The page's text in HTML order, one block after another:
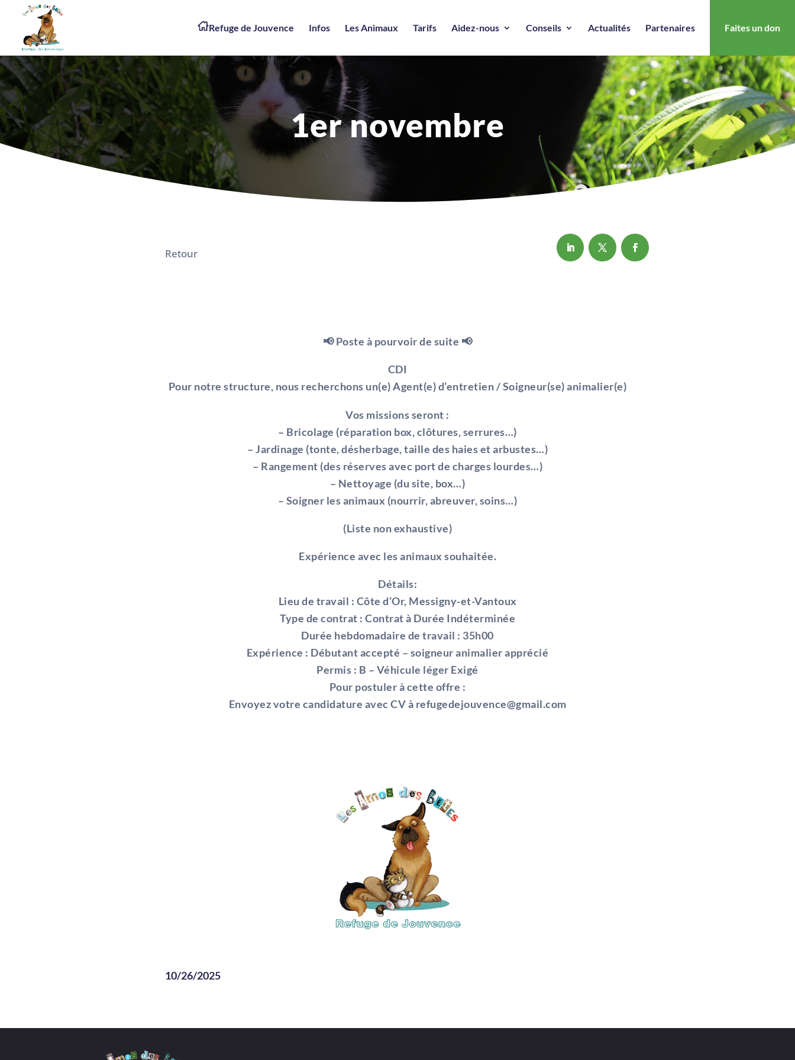
Refuge de Jouvence Infos Les Animaux Tarifs Aidez-nous Conseils Actualités Partenaires Faites un don
1er novembre
Retour
📢 Poste à pourvoir de suite 📢
CDI
Pour notre structure, nous recherchons un(e) Agent(e) d’entretien / Soigneur(se) animalier(e)
Vos missions seront :
– Bricolage (réparation box, clôtures, serrures…)
– Jardinage (tonte, désherbage, taille des haies et arbustes…)
– Rangement (des réserves avec port de charges lourdes…)
– Nettoyage (du site, box…)
– Soigner les animaux (nourrir, abreuver, soins…)
(Liste non exhaustive)
Expérience avec les animaux souhaitée.
Détails:
Lieu de travail : Côte d’Or, Messigny-et-Vantoux
Type de contrat : Contrat à Durée Indéterminée
Durée hebdomadaire de travail : 35h00
Expérience : Débutant accepté – soigneur animalier apprécié
Permis : B – Véhicule léger Exigé
Pour postuler à cette offre :
Envoyez votre candidature avec CV à refugedejouvence@gmail.com
10/26/2025